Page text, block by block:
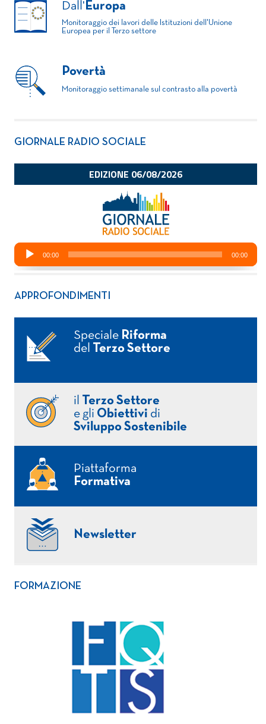
Dall' Europa
Monitoraggio dei lavori delle Istituzioni dell'Unione
Europea per il Terzo settore
Povertà
Monitoraggio settimanale sul contrasto alla povertà
GIORNALE RADIO SOCIALE
APPROFONDIMENTI
Speciale Riforma
del
Terzo Settore
il
Terzo Settore
e gli Obiettivi di
Sviluppo Sostenibile
Piattaforma
Formativa
Newsletter
FORMAZIONE